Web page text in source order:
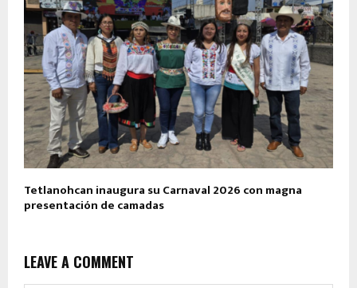
Tetlanohcan inaugura su Carnaval 2026 con magna
presentación de camadas
LEAVE A COMMENT